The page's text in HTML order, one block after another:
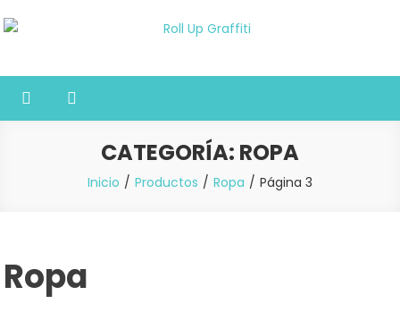
al
CATEGORÍA: ROPA
Inicio Productos Ropa Página 3
Ropa